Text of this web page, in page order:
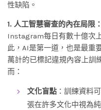
性缺陷。
1. 人工智慧審查的內在局限
Instagram每日有數十億次
此，AI是第一道，也是最重
萬計的已標記違規內容上訓
而：
文化盲點 ：訓練資料
張在許多文化中視為